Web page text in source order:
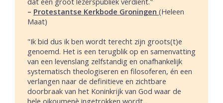
– Protestantse Kerkbode Groningen (Heleen
Maat)
"Ik bid dus ik ben wordt terecht zijn groots(t)e
genoemd. Het is een terugblik op en samenvatting
van een levenslang zelfstandig en onafhankelijk
systematisch theologiseren en filosoferen, én een
verlangen naar de definitieve en zichtbare
doorbraak van het Koninkrijk van God waar de
hele oikoumenè ingetrokken wordt.